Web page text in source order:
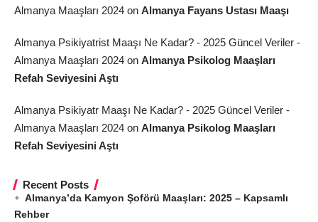
Almanya Maaşları 2024 on Almanya Fayans Ustası Maaşı
Almanya Psikiyatrist Maaşı Ne Kadar? - 2025 Güncel Veriler -
Almanya Maaşları 2024 on Almanya Psikolog Maaşları
Refah Seviyesini Aştı
Almanya Psikiyatr Maaşı Ne Kadar? - 2025 Güncel Veriler -
Almanya Maaşları 2024 on Almanya Psikolog Maaşları
Refah Seviyesini Aştı
Recent Posts
Almanya’da Kamyon Şoförü Maaşları: 2025 – Kapsamlı
Rehber